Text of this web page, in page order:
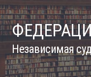
Независимая